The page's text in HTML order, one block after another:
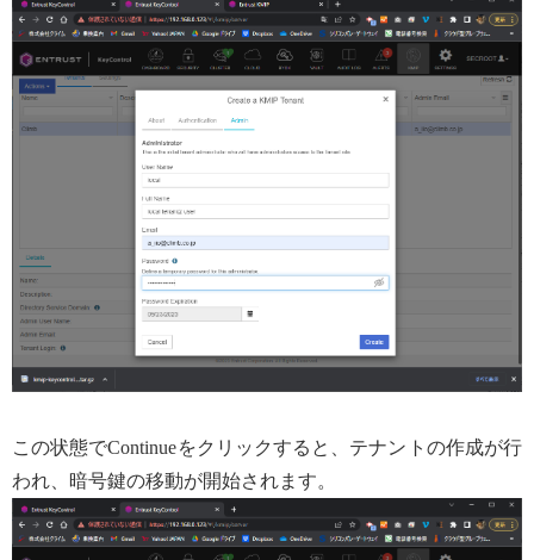
この状態でContinueをクリックすると、テナントの作成が行
われ、暗号鍵の移動が開始されます。